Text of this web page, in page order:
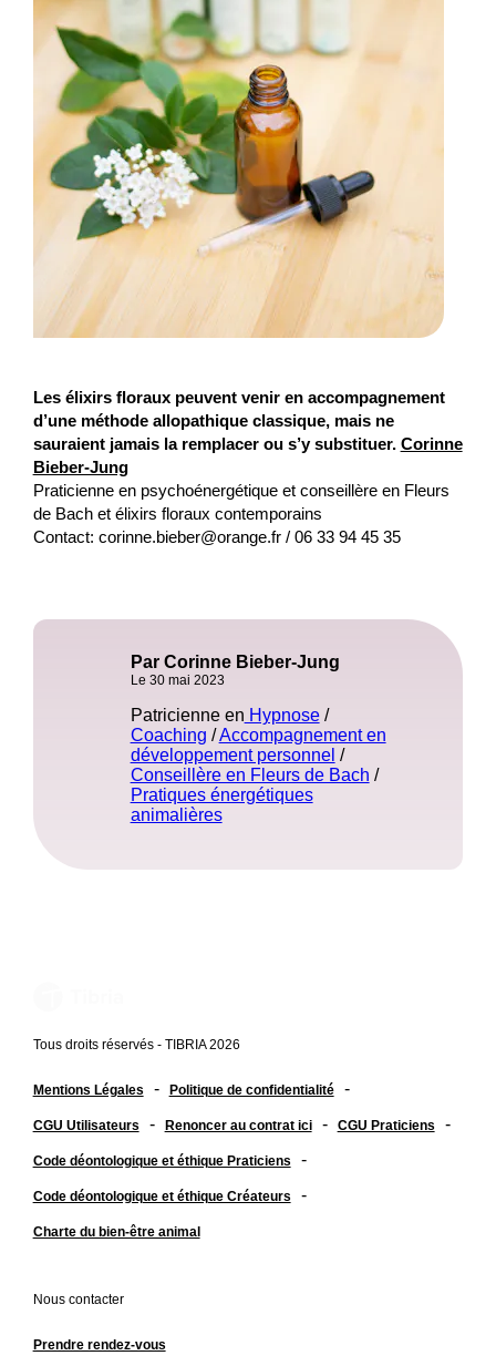
Les élixirs floraux peuvent venir en accompagnement
d’une méthode allopathique classique, mais ne
sauraient jamais la remplacer ou s’y substituer. Corinne
Bieber-Jung
Praticienne en psychoénergétique et conseillère en Fleurs
de Bach et élixirs floraux contemporains
Contact: corinne.bieber@orange.fr/ 06 33 94 45 35
Par Corinne Bieber-Jung
Le 30 mai 2023
Patricienne en Hypnose/
Coaching /Accompagnement en
développement personnel /
Conseillère en Fleurs de Bach /
Pratiques énergétiques
animalières
Tous droits réservés - TIBRIA 2026
Mentions Légales - Politique de confidentialité -
CGU Utilisateurs - Renoncer au contrat ici - CGU Praticiens -
Code déontologique et éthique Praticiens -
Code déontologique et éthique Créateurs -
Charte du bien-être animal
Nous contacter
Prendre rendez-vous